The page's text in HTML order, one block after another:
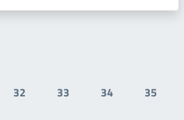
Pagina
32
Pagina
33
Pagina
34
Pagina
35